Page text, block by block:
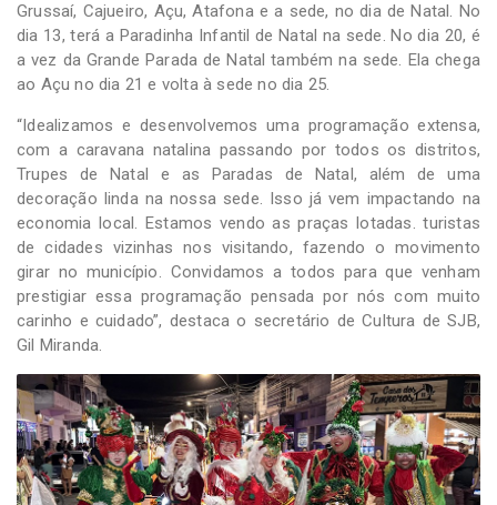
Grussaí, Cajueiro, Açu, Atafona e a sede, no dia de Natal. No
dia 13, terá a Paradinha Infantil de Natal na sede. No dia 20, é
a vez da Grande Parada de Natal também na sede. Ela chega
ao Açu no dia 21 e volta à sede no dia 25.
“Idealizamos e desenvolvemos uma programação extensa,
com a caravana natalina passando por todos os distritos,
Trupes de Natal e as Paradas de Natal, além de uma
decoração linda na nossa sede. Isso já vem impactando na
economia local. Estamos vendo as praças lotadas. turistas
de cidades vizinhas nos visitando, fazendo o movimento
girar no município. Convidamos a todos para que venham
prestigiar essa programação pensada por nós com muito
carinho e cuidado”, destaca o secretário de Cultura de SJB,
Gil Miranda.